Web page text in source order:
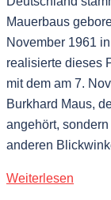
Mauerbaus
November 1961
realisierte dieses
mit dem am 7.
Burkhard Maus,
angehört,
anderen
Weiterlesen